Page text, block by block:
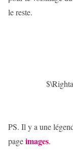
le reste.
PS. Il y a une
pageimages.